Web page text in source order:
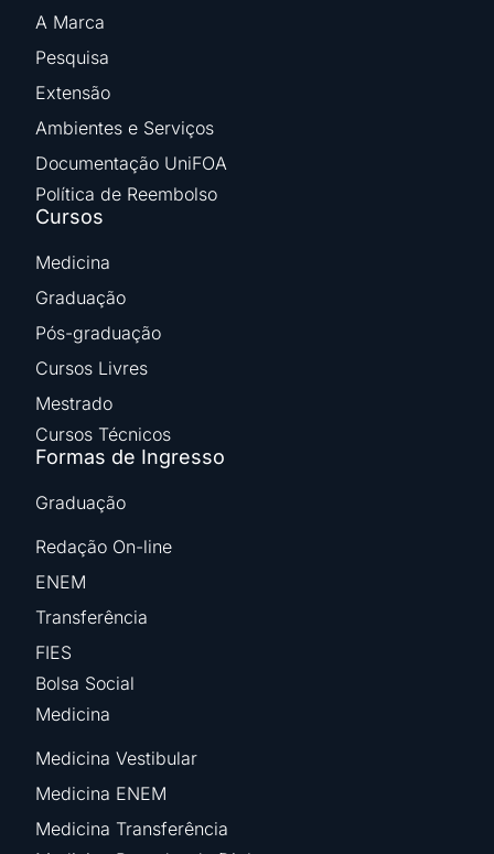
A Marca
Pesquisa
Extensão
Ambientes e Serviços
Documentação UniFOA
Política de Reembolso
Cursos
Medicina
Graduação
Pós-graduação
Cursos Livres
Mestrado
Cursos Técnicos
Formas de Ingresso
Graduação
Redação On-line
ENEM
Transferência
FIES
Bolsa Social
Medicina
Medicina Vestibular
Medicina ENEM
Medicina Transferência